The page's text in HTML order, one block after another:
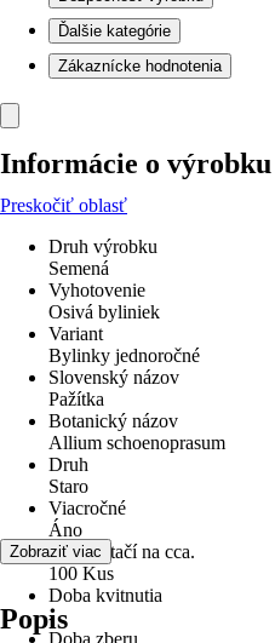
Ďalšie kategórie
Zákaznícke hodnotenia
Informácie o výrobku
Preskočiť oblasť
Druh výrobku
Semená
Vyhotovenie
Osivá byliniek
Variant
Bylinky jednoročné
Slovenský názov
Pažítka
Botanický názov
Allium schoenoprasum
Druh
Staro
Viacročné
Áno
Obsah stačí na cca.
100 Kus
Doba kvitnutia
-
Doba zberu
Zobraziť viac
Popis